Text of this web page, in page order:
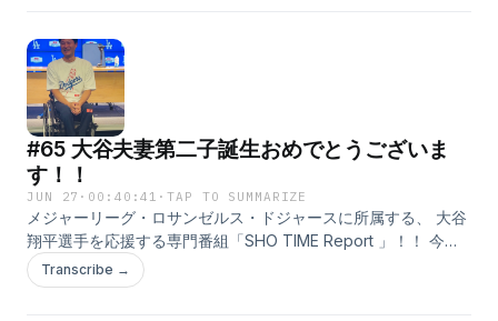
るプレイや言葉 ●大谷選手の近況・雑学 ●大谷選手への応援メ
ッセージ などなど、大谷選手にまつわることならなんでもOK
です！ メッセージを送っていただいた方の中から抽選でプレゼ
ントも！ ご提供のアパホテルから、アパホテル社長が自信を持
ってお奨めする 本格派ビーフカレー「アパ社長カレー・10個セ
ット」を 毎月10名様にプレゼントします！ ぜひ、お送りくださ
いね！ そして、この番組は配信だけではなく、 TOKYO FMの
方でも赤木さんと鈴木アナのやりとりが聴けます！ 放送時間は
毎週土曜日の午後3時55分から！ こちらもぜひ、お聴きくださ
いね！ ⁠⁠⁠⁠⁠⁠⁠⁠⁠⁠⁠⁠⁠⁠⁠⁠⁠⁠https://www.tfm.co.jp/f/shotime/message⁠
#65 大谷夫妻第二子誕生おめでとうございま
す！！
JUN 27 · 00:40:41 ·TAP TO SUMMARIZE
メジャーリーグ・ロサンゼルス・ドジャースに所属する、 大谷
翔平選手を応援する専門番組「SHO TIME Report 」！！ 今回
は、ドジャースの情報をたっぷりお届け！ さらに、「ユニク
ロ」を手がける株式会社ファーストリテイリングの 柳井康治取
Transcribe →